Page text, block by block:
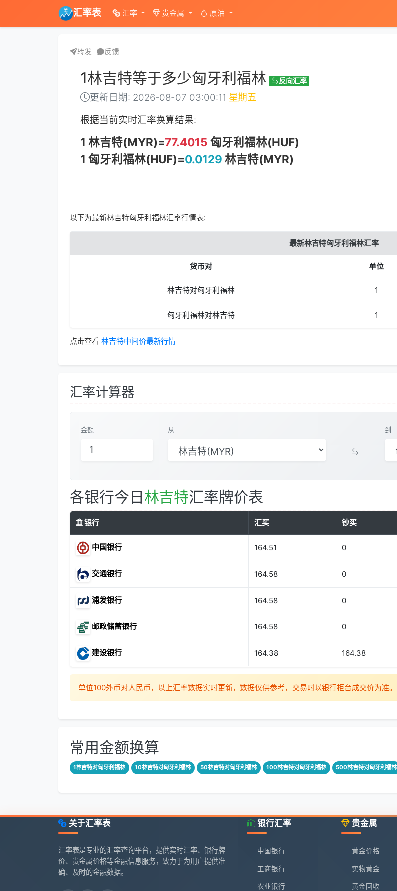
汇率表 汇率 贵金属 原油
转发 反馈
1林吉特等于多少匈牙利福林 反向汇率
更新日期: 2026-08-07 03:00:11 星期五
根据当前实时汇率换算结果:
1 林吉特(MYR)=77.4015 匈牙利福林(HUF)
1 匈牙利福林(HUF)=0.0129 林吉特(MYR)
以下为最新林吉特匈牙利福林汇率行情表:
最新林吉特匈牙利福林汇率
货币对 单位
林吉特对匈牙利福林 1
匈牙利福林对林吉特 1
点击查看 林吉特中间价最新行情
汇率计算器
金额 从 到
各银行今日林吉特汇率牌价表
银行 汇买 钞买
中国银行 164.51 0
交通银行 164.58 0
浦发银行 164.58 0
邮政储蓄银行 164.58 0
建设银行 164.38 164.38
单位100外币对人民币，以上汇率数据实时更新，数据仅供参考，交易时以银行柜台成交价为准。
常用金额换算
1林吉特对匈牙利福林 10林吉特对匈牙利福林 50林吉特对匈牙利福林 100林吉特对匈牙利福林 500林吉特对匈牙利福林
关于汇率表
汇率表是专业的汇率查询平台，提供实时汇率、银行牌
价、贵金属价格等金融信息服务，致力于为用户提供准
确、及时的金融数据。
银行汇率
中国银行
工商银行
农业银行
贵金属
黄金价格
实物黄金
黄金回收